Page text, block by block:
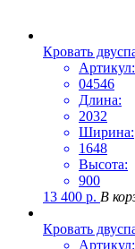
Кровать
Артикул:
04546
Длина:
2032
Ширина:
1648
Высота:
900
13 400 р. В
Кровать
Артикул: